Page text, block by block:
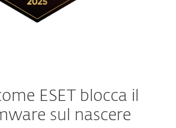
ESET blocca il
sul nascere